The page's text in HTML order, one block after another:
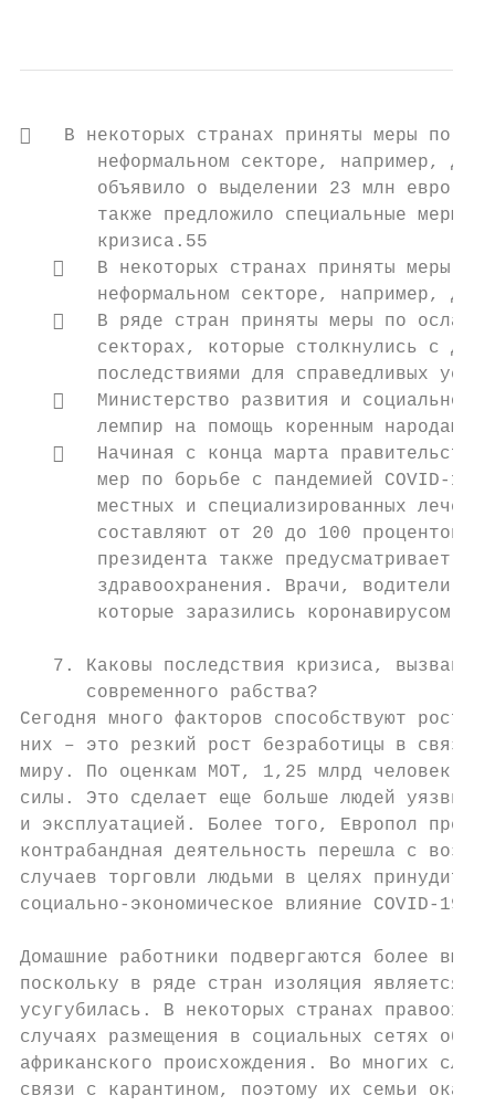
   В некоторых странах приняты меры по
неформальном секторе, например,
объявило о выделении 23 млн евро
также предложило специальные меры
       кризиса.55
   В некоторых странах приняты меры
неформальном секторе, например,
   В ряде стран приняты меры по
секторах, которые столкнулись с
последствиями для справедливых
   Министерство развития и социальной
лемпир на помощь коренным народам,
   Начиная с конца марта
мер по борьбе с пандемией COVID-
местных и специализированных
составляют от 20 до 100 процентов
президента также предусматривает
здравоохранения. Врачи, водители
которые заразились коронавирусом
7. Каковы последствия кризиса,
      современного рабства?
Сегодня много факторов способствуют
них – это резкий рост безработицы в связи
миру. По оценкам МОТ, 1,25 млрд человек
силы. Это сделает еще больше людей
и эксплуатацией. Более того, Европол
контрабандная деятельность перешла с
случаев торговли людьми в целях
социально-экономическое влияние COVID-19
Домашние работники подвергаются более
поскольку в ряде стран изоляция является
усугубилась. В некоторых странах
случаях размещения в социальных сетях
африканского происхождения. Во многих
связи с карантином, поэтому их семьи